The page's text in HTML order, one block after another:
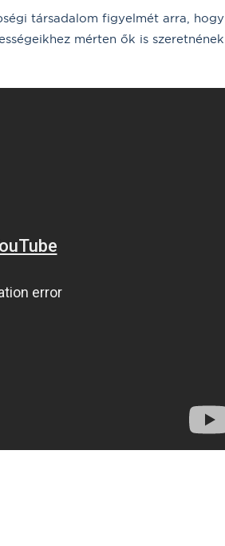
társadalom figyelmét arra, hogy
mérten ők is szeretnének